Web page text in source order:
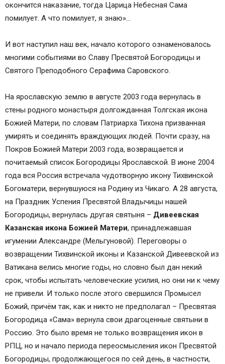
окончится наказание, тогда Царица Небесная Сама
помилует. А что помилует, я знаю»…
И вот наступил наш век, начало которого ознаменовалось
многими событиями во Славу Пресвятой Богородицы и
Святого Преподобного Серафима Саровского.
На ярославскую землю в августе 2003 года вернулась в
стены родного монастыря долгожданная Толгская икона
Божией Матери, по словам Патриарха Тихона призванная
умирять и соединять враждующих людей. Почти сразу, на
Покров Божией Матери 2003 года, возвращается и
почитаемый список Богородицы Ярославской. В июне 2004
года вся Россия встречала чудотворную икону Тихвинской
Богоматери, вернувшуюся на Родину из Чикаго. А 28 августа,
на Праздник Успения Пресвятой Владычицы нашей
Богородицы, вернулась другая святыня – Дивеевская
Казанская икона Божией Матери, принадлежавшая
игумении Александре (Мельгуновой). Переговоры о
возвращении Тихвинской иконы и Казанской Дивеевской из
Ватикана велись многие годы, но словно был дан некий
срок, чтобы испытать человеческие усилия, но они ни к чему
не привели. И только после этого свершился Промысел
Божий, причём так, как и никто не предполагал – Пресвятая
Богородица «Сама» вернула свои драгоценные святыни в
Россию. Это было время не только возвращения икон в
РПЦ, но и начало периода переосмысления икон Пресвятой
Богородицы, продолжающегося по сей день, в частности,